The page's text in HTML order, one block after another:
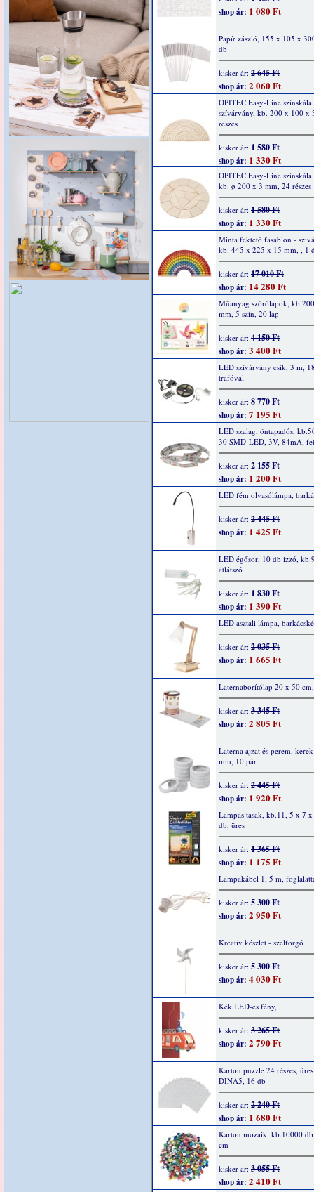
shop ár: 1 080 Ft
Papír zászló, 155 x 105 x
db
kisker ár: 2 645 Ft
shop ár: 2 060 Ft
OPITEC Easy-Line színskála
szívárvány, kb. 200 x 100 x
részes
kisker ár: 1 580 Ft
shop ár: 1 330 Ft
OPITEC Easy-Line
kb. ø 200 x 3 mm, 24 részes
kisker ár: 1 580 Ft
shop ár: 1 330 Ft
Minta fektető fasablon -
kb. 445 x 225 x 15 mm, , 1
kisker ár: 17 010 Ft
shop ár: 14 280 Ft
Műanyag szórólapok, kb
mm, 5 szín, 20 lap
kisker ár: 4 150 Ft
shop ár: 3 400 Ft
LED szívárvány csík, 3 m,
trafóval
kisker ár: 8 770 Ft
shop ár: 7 195 Ft
LED szalag, öntapadós,
30 SMD-LED, 3V, 84mA,
kisker ár: 2 155 Ft
shop ár: 1 200 Ft
LED fém olvasólámpa,
kisker ár: 2 445 Ft
shop ár: 1 425 Ft
LED égősor, 10 db izzó,
átlátszó
kisker ár: 1 830 Ft
shop ár: 1 390 Ft
LED asztali lámpa,
kisker ár: 2 035 Ft
shop ár: 1 665 Ft
Laternaborítólap 20 x 50
kisker ár: 3 345 Ft
shop ár: 2 805 Ft
Laterna ajzat és perem,
mm, 10 pár
kisker ár: 2 445 Ft
shop ár: 1 920 Ft
Lámpás tasak, kb.11, 5 x 7
db, üres
kisker ár: 1 365 Ft
shop ár: 1 175 Ft
Lámpakábel 1, 5 m,
kisker ár: 5 300 Ft
shop ár: 2 950 Ft
Kreatív készlet - szélforgó
kisker ár: 5 300 Ft
shop ár: 4 030 Ft
Kék LED-es fény,
kisker ár: 3 265 Ft
shop ár: 2 790 Ft
Karton puzzle 24 részes,
DINA5, 16 db
kisker ár: 2 240 Ft
shop ár: 1 680 Ft
Karton mozaik, kb.10000
cm
kisker ár: 3 055 Ft
shop ár: 2 410 Ft